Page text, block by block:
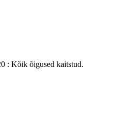
: Kõik õigused kaitstud.